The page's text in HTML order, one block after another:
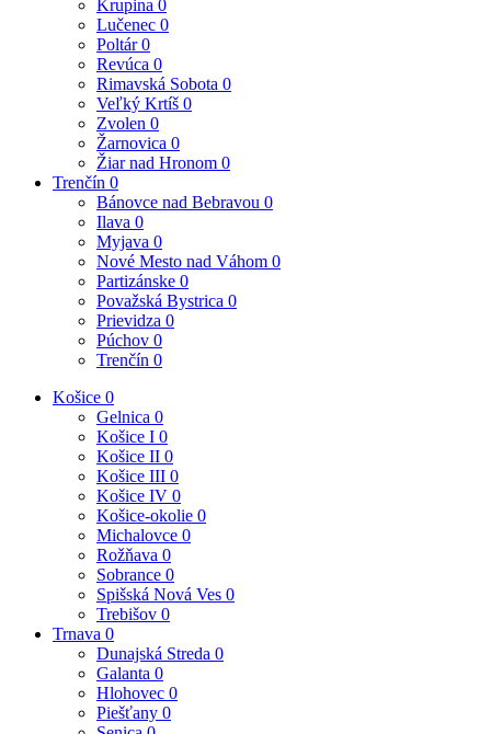
Krupina 0
Lučenec 0
Poltár0
Revúca 0
Rimavská Sobota 0
Veľký Krtíš 0
Zvolen 0
Žarnovica 0
Žiar nad Hronom 0
Trenčín 0
Bánovce nad Bebravou 0
Ilava 0
Myjava 0
Nové Mesto nad Váhom 0
Partizánske 0
Považská Bystrica 0
Prievidza 0
Púchov 0
Trenčín 0
Košice 0
Gelnica 0
Košice I 0
Košice II 0
Košice III 0
Košice IV 0
Košice-okolie 0
Michalovce 0
Rožňava 0
Sobrance 0
Spišská Nová Ves 0
Trebišov 0
Trnava 0
Dunajská Streda 0
Galanta 0
Hlohovec 0
Piešťany 0